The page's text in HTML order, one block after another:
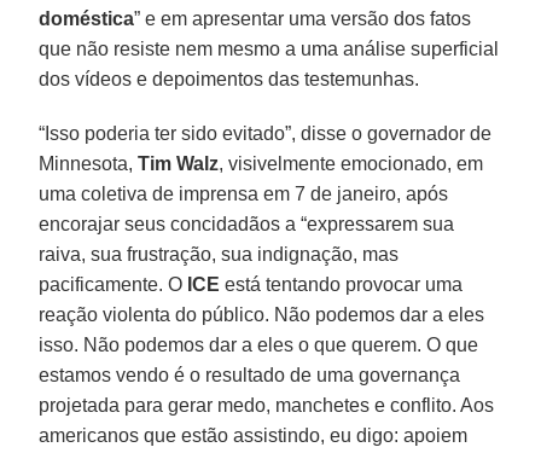
doméstica” e em apresentar uma versão dos fatos
que não resiste nem mesmo a uma análise superficial
dos vídeos e depoimentos das testemunhas.
“Isso poderia ter sido evitado”, disse o governador de
Minnesota,Tim Walz, visivelmente emocionado, em
uma coletiva de imprensa em 7 de janeiro, após
encorajar seus concidadãos a “expressarem sua
raiva, sua frustração, sua indignação, mas
pacificamente. O ICE está tentando provocar uma
reação violenta do público. Não podemos dar a eles
isso. Não podemos dar a eles o que querem. O que
estamos vendo é o resultado de uma governança
projetada para gerar medo, manchetes e conflito. Aos
americanos que estão assistindo, eu digo: apoiem